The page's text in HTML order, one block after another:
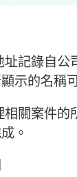
記錄自公
示的名稱
關案件的
。